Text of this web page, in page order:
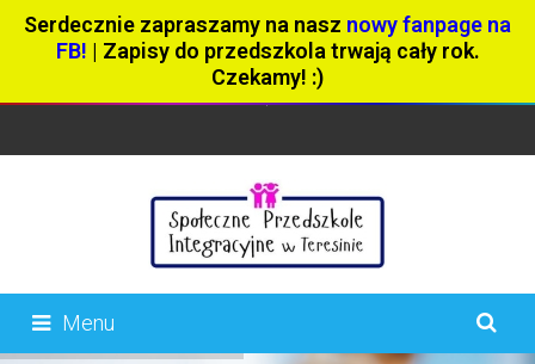
Serdecznie zapraszamy na nasz nowy fanpage na
FB! | Zapisy do przedszkola trwają cały rok.
Czekamy! :)
Menu